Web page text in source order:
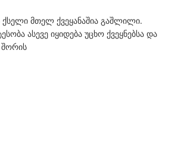
ქსელი მთელ ქვეყანაშია გაშლილი.
ასევე იყიდება უცხო ქვეყნებსა და
შორის